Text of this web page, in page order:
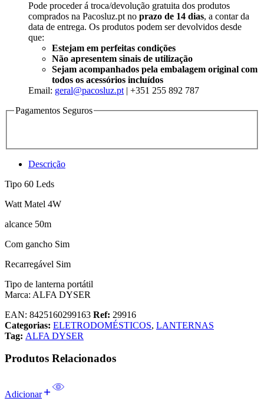
Pode proceder á troca/devolução gratuita dos produtos
comprados na Pacosluz.pt no prazo de 14 dias, a contar da
data de entrega. Os produtos podem ser devolvidos desde
que:
Estejam em perfeitas condições
Não apresentem sinais de utilização
Sejam acompanhados pela embalagem original com
todos os acessórios incluídos
Email: geral@pacosluz.pt | +351 255 892 787
Pagamentos Seguros
Descrição
Tipo 60 Leds
Watt Matel 4W
alcance 50m
Com gancho Sim
Recarregável Sim
Tipo de lanterna portátil
Marca: ALFA DYSER
EAN: 8425160299163 Ref: 29916
Categorias: ELETRODOMÉSTICOS, LANTERNAS
Tag: ALFA DYSER
Produtos Relacionados
Adicionar